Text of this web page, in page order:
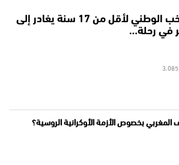
المنتخب الوطني لأقل من 17 سنة يغادر إلى
في رحلة…
بخصوص الأزمة الأوكرانية الروسية؟